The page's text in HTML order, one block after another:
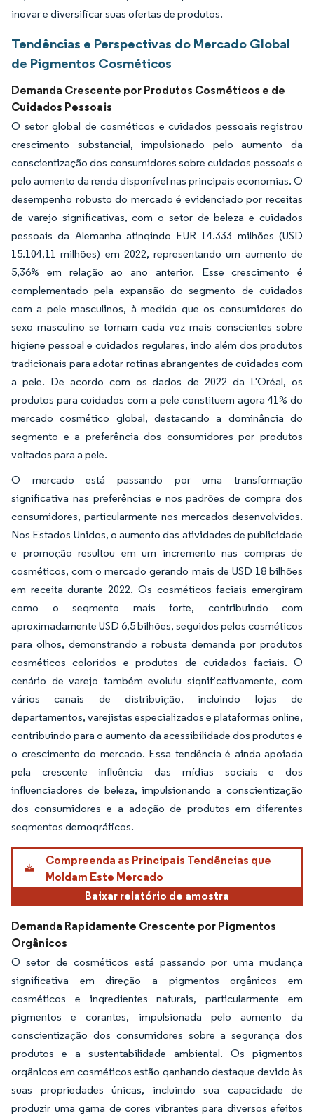
inovar e diversificar suas ofertas de produtos.
Tendências e Perspectivas do Mercado Global
de Pigmentos Cosméticos
Demanda Crescente por Produtos Cosméticos e de
Cuidados Pessoais
O setor global de cosméticos e cuidados pessoais registrou
crescimento substancial, impulsionado pelo aumento da
conscientização dos consumidores sobre cuidados pessoais e
pelo aumento da renda disponível nas principais economias. O
desempenho robusto do mercado é evidenciado por receitas
de varejo significativas, com o setor de beleza e cuidados
pessoais da Alemanha atingindo EUR 14.333 milhões (USD
15.104,11 milhões) em 2022, representando um aumento de
5,36% em relação ao ano anterior. Esse crescimento é
complementado pela expansão do segmento de cuidados
com a pele masculinos, à medida que os consumidores do
sexo masculino se tornam cada vez mais conscientes sobre
higiene pessoal e cuidados regulares, indo além dos produtos
tradicionais para adotar rotinas abrangentes de cuidados com
a pele. De acordo com os dados de 2022 da L'Oréal, os
produtos para cuidados com a pele constituem agora 41% do
mercado cosmético global, destacando a dominância do
segmento e a preferência dos consumidores por produtos
voltados para a pele.
O mercado está passando por uma transformação
significativa nas preferências e nos padrões de compra dos
consumidores, particularmente nos mercados desenvolvidos.
Nos Estados Unidos, o aumento das atividades de publicidade
e promoção resultou em um incremento nas compras de
cosméticos, com o mercado gerando mais de USD 18 bilhões
em receita durante 2022. Os cosméticos faciais emergiram
como o segmento mais forte, contribuindo com
aproximadamente USD 6,5 bilhões, seguidos pelos cosméticos
para olhos, demonstrando a robusta demanda por produtos
cosméticos coloridos e produtos de cuidados faciais. O
cenário de varejo também evoluiu significativamente, com
vários canais de distribuição, incluindo lojas de
departamentos, varejistas especializados e plataformas online,
contribuindo para o aumento da acessibilidade dos produtos e
o crescimento do mercado. Essa tendência é ainda apoiada
pela crescente influência das mídias sociais e dos
influenciadores de beleza, impulsionando a conscientização
dos consumidores e a adoção de produtos em diferentes
segmentos demográficos.
Compreenda as Principais Tendências que
Moldam Este Mercado
Baixar relatório de amostra
Demanda Rapidamente Crescente por Pigmentos
Orgânicos
O setor de cosméticos está passando por uma mudança
significativa em direção a pigmentos orgânicos em
cosméticos e ingredientes naturais, particularmente em
pigmentos e corantes, impulsionada pelo aumento da
conscientização dos consumidores sobre a segurança dos
produtos e a sustentabilidade ambiental. Os pigmentos
orgânicos em cosméticos estão ganhando destaque devido às
suas propriedades únicas, incluindo sua capacidade de
produzir uma gama de cores vibrantes para diversos efeitos